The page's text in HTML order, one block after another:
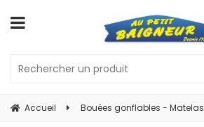
Accueil Bouées gonflables - Matelas